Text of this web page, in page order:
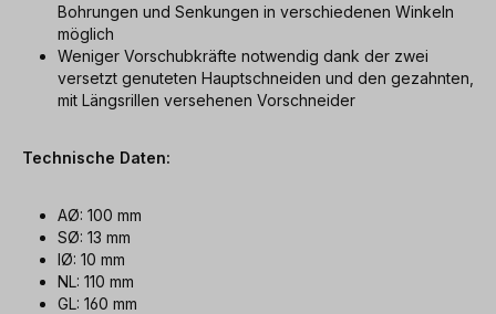
Bohrungen und Senkungen in verschiedenen Winkeln
möglich
Weniger Vorschubkräfte notwendig dank der zwei
versetzt genuteten Hauptschneiden und den gezahnten,
mit Längsrillen versehenen Vorschneider
Technische Daten:
AØ: 100 mm
SØ: 13 mm
IØ: 10 mm
NL: 110 mm
GL: 160 mm